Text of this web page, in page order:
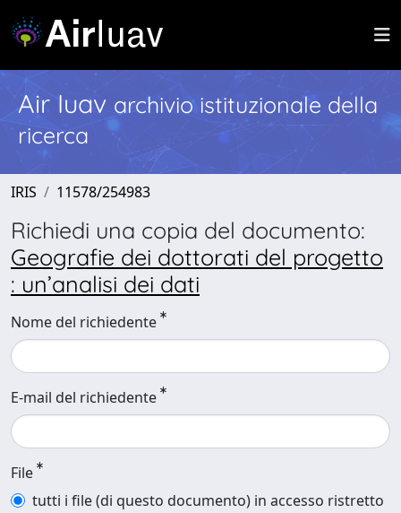
Air Iuav archivio istituzionale della
ricerca
IRIS 11578/254983
Richiedi una copia del documento:
Geografie dei dottorati del progetto
: un’analisi dei dati
Nome del richiedente
E-mail del richiedente
File
tutti i file (di questo documento) in accesso ristretto